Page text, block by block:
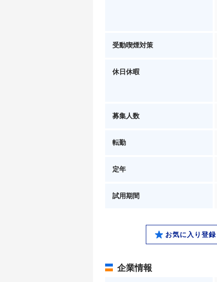
受動喫煙対策
休日休暇
募集人数
転勤
定年
試用期間
お気に入り登録
企業情報